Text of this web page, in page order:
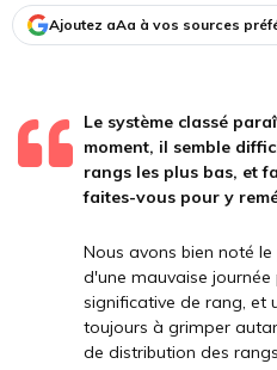
Ajoutez aAa à vos sources
Le système classé
moment, il semble
rangs les plus bas, et
faites-vous pour y
Nous avons bien noté
d'une mauvaise
significative de rang, et
toujours à grimper
de distribution des